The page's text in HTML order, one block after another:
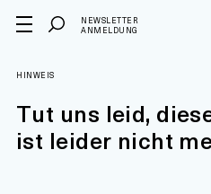
NEWSLETTER
ANMELDUNG
HINWEIS
Tut uns leid,
ist leider nicht